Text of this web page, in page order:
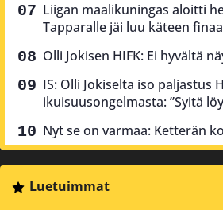
Liigan maalikuningas aloitti
Tapparalle jäi luu käteen
Olli Jokisen HIFK: Ei hyvältä
IS: Olli Jokiselta iso paljastus
ikuisuusongelmasta: ”Syitä
Nyt se on varmaa: Ketterän
Luetuimmat